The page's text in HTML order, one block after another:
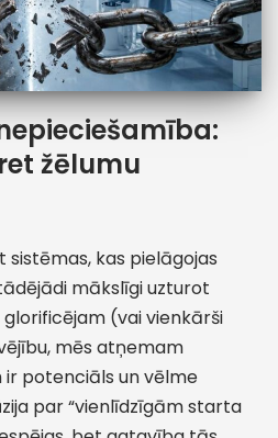
žēlumu
kas pielāgojas
mākslīgi uzturot
(vai vienkārši
mēs atņemam
potenciāls un vēlme
par “vienlīdzīgām starta